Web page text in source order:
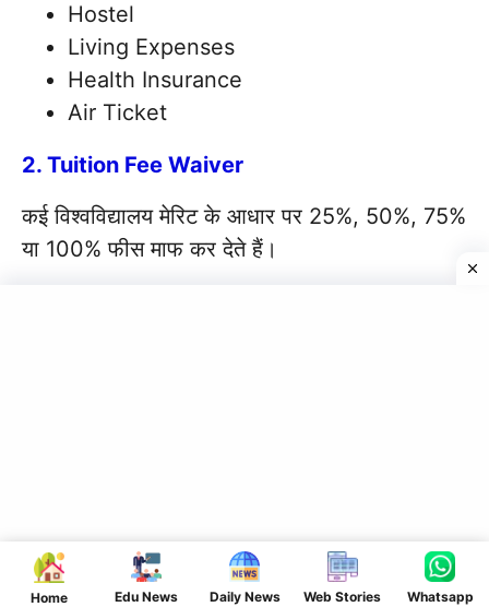
Home Edu News Daily News Web Stories Whatsapp
Hostel
Living Expenses
Health Insurance
Air Ticket
2. Tuition Fee Waiver
कई विश्वविद्यालय मेरिट के आधार पर 25%, 50%, 75%
या 100% फीस माफ कर देते हैं।